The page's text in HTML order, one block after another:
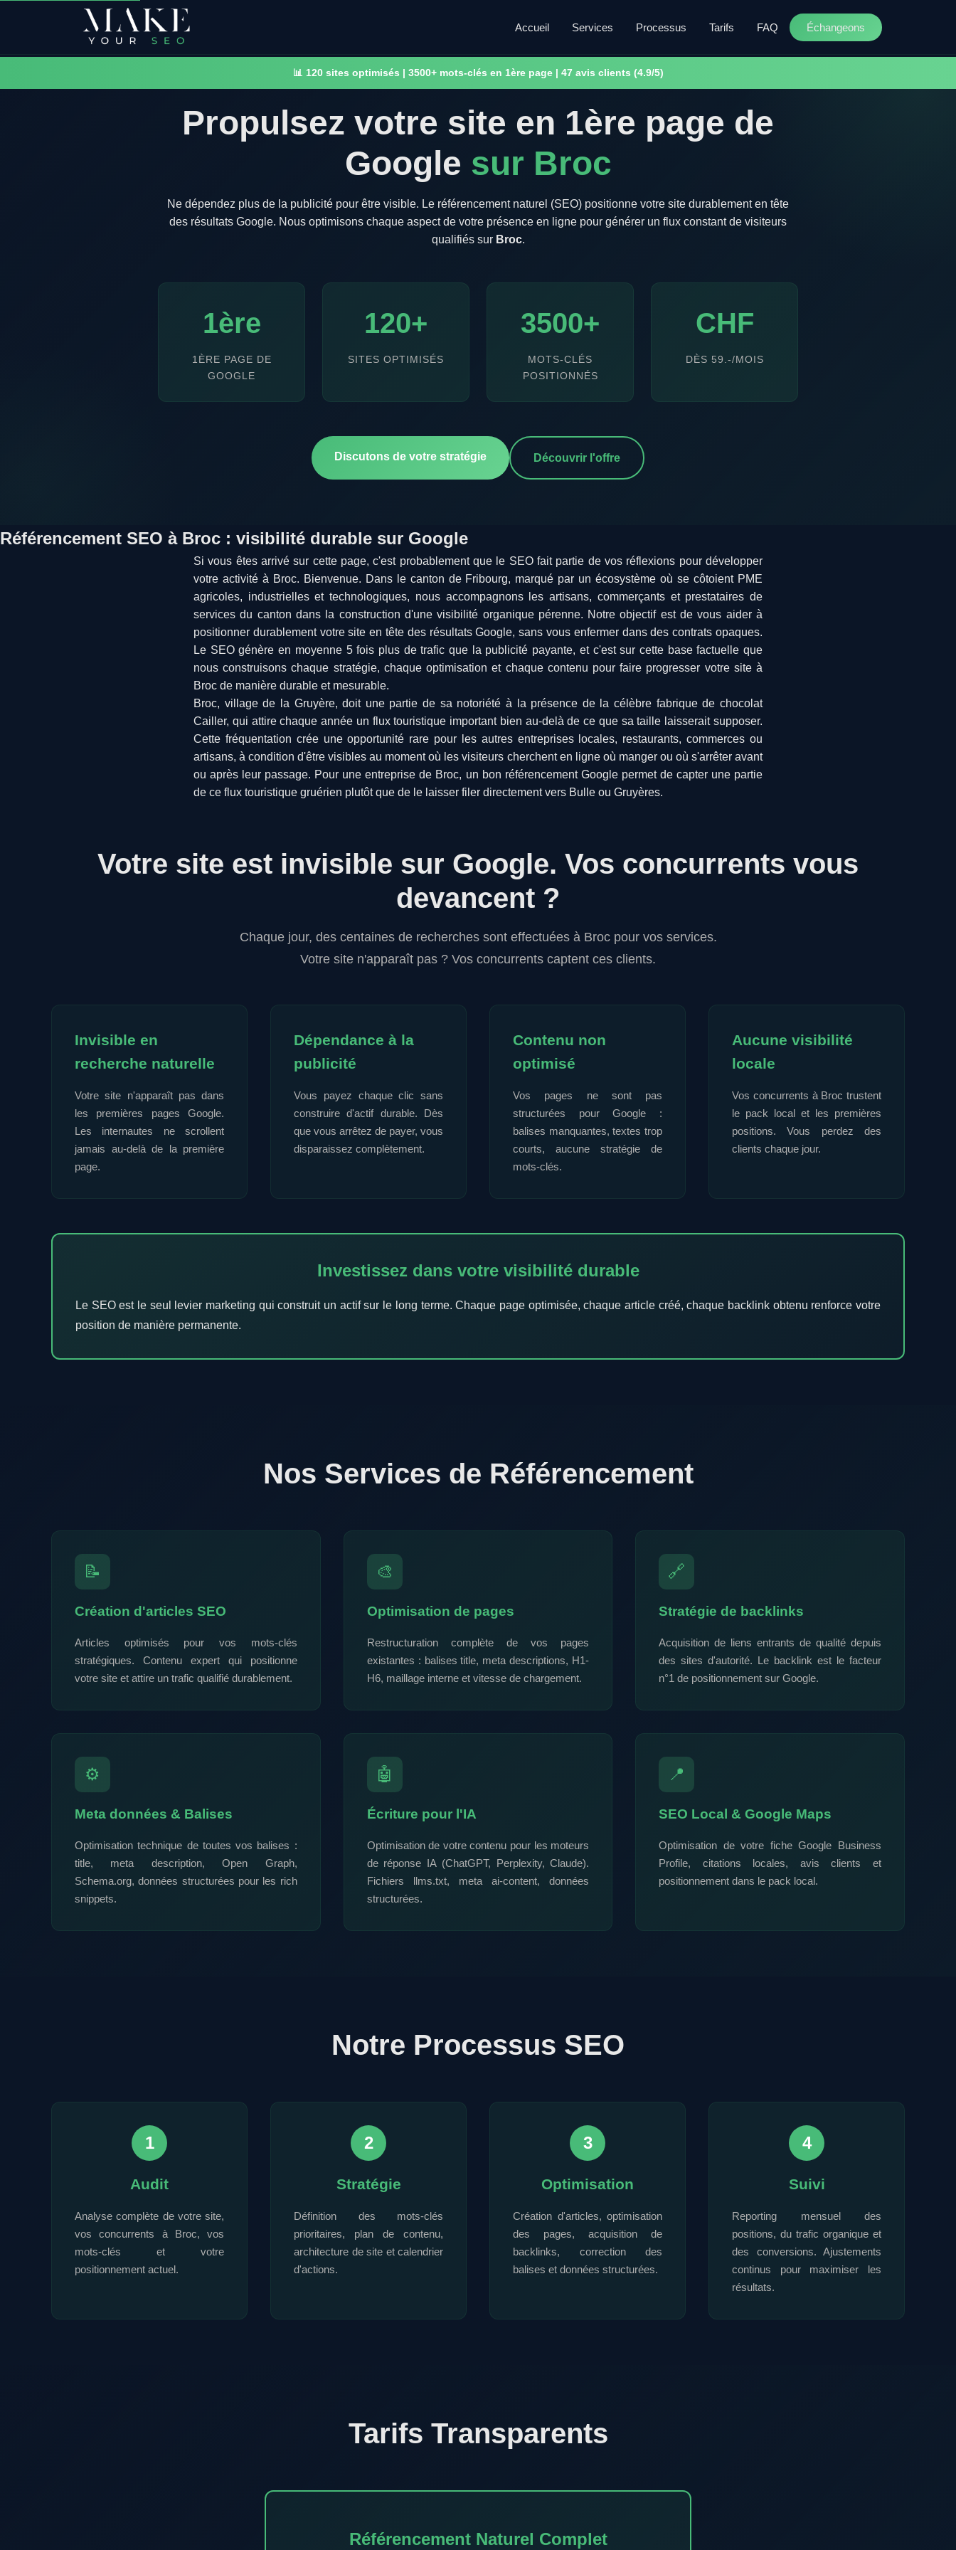
Accueil Services Processus Tarifs FAQ Échangeons
📊 120 sites optimisés | 3500+ mots-clés en 1ère page | 47 avis clients (4.9/5)
Propulsez votre site en 1ère page de
Google sur Broc
Ne dépendez plus de la publicité pour être visible. Le référencement naturel (SEO) positionne votre site durablement en tête
des résultats Google. Nous optimisons chaque aspect de votre présence en ligne pour générer un flux constant de visiteurs
qualifiés sur Broc.
1ère
1ÈRE PAGE DE
GOOGLE
120+
SITES OPTIMISÉS
3500+
MOTS-CLÉS
POSITIONNÉS
CHF
DÈS 59.-/MOIS
Discutons de votre stratégie Découvrir l'offre
Référencement SEO à Broc : visibilité durable sur Google
Si vous êtes arrivé sur cette page, c'est probablement que le SEO fait partie de vos réflexions pour développer
votre activité à Broc. Bienvenue. Dans le canton de Fribourg, marqué par un écosystème où se côtoient PME
agricoles, industrielles et technologiques, nous accompagnons les artisans, commerçants et prestataires de
services du canton dans la construction d'une visibilité organique pérenne. Notre objectif est de vous aider à
positionner durablement votre site en tête des résultats Google, sans vous enfermer dans des contrats opaques.
Le SEO génère en moyenne 5 fois plus de trafic que la publicité payante, et c'est sur cette base factuelle que
nous construisons chaque stratégie, chaque optimisation et chaque contenu pour faire progresser votre site à
Broc de manière durable et mesurable.
Broc, village de la Gruyère, doit une partie de sa notoriété à la présence de la célèbre fabrique de chocolat
Cailler, qui attire chaque année un flux touristique important bien au-delà de ce que sa taille laisserait supposer.
Cette fréquentation crée une opportunité rare pour les autres entreprises locales, restaurants, commerces ou
artisans, à condition d'être visibles au moment où les visiteurs cherchent en ligne où manger ou où s'arrêter avant
ou après leur passage. Pour une entreprise de Broc, un bon référencement Google permet de capter une partie
de ce flux touristique gruérien plutôt que de le laisser filer directement vers Bulle ou Gruyères.
Votre site est invisible sur Google. Vos concurrents vous
devancent ?
Chaque jour, des centaines de recherches sont effectuées à Broc pour vos services.
Votre site n'apparaît pas ? Vos concurrents captent ces clients.
Invisible en
recherche naturelle
Votre site n'apparaît pas dans
les premières pages Google.
Les internautes ne scrollent
jamais au-delà de la première
page.
Dépendance à la
publicité
Vous payez chaque clic sans
construire d'actif durable. Dès
que vous arrêtez de payer, vous
disparaissez complètement.
Contenu non
optimisé
Vos pages ne sont pas
structurées pour Google :
balises manquantes, textes trop
courts, aucune stratégie de
mots-clés.
Aucune visibilité
locale
Vos concurrents à Broc trustent
le pack local et les premières
positions. Vous perdez des
clients chaque jour.
Investissez dans votre visibilité durable
Le SEO est le seul levier marketing qui construit un actif sur le long terme. Chaque page optimisée, chaque article créé, chaque backlink obtenu renforce votre
position de manière permanente.
Nos Services de Référencement
📝
Création d'articles SEO
Articles optimisés pour vos mots-clés
stratégiques. Contenu expert qui positionne
votre site et attire un trafic qualifié durablement.
🎨
Optimisation de pages
Restructuration complète de vos pages
existantes : balises title, meta descriptions, H1-
H6, maillage interne et vitesse de chargement.
🔗
Stratégie de backlinks
Acquisition de liens entrants de qualité depuis
des sites d'autorité. Le backlink est le facteur
n°1 de positionnement sur Google.
⚙️
Meta données & Balises
Optimisation technique de toutes vos balises :
title, meta description, Open Graph,
Schema.org, données structurées pour les rich
snippets.
🤖
Écriture pour l'IA
Optimisation de votre contenu pour les moteurs
de réponse IA (ChatGPT, Perplexity, Claude).
Fichiers llms.txt, meta ai-content, données
structurées.
📍
SEO Local & Google Maps
Optimisation de votre fiche Google Business
Profile, citations locales, avis clients et
positionnement dans le pack local.
Notre Processus SEO
1
Audit
Analyse complète de votre site,
vos concurrents à Broc, vos
mots-clés et votre
positionnement actuel.
2
Stratégie
Définition des mots-clés
prioritaires, plan de contenu,
architecture de site et calendrier
d'actions.
3
Optimisation
Création d'articles, optimisation
des pages, acquisition de
backlinks, correction des
balises et données structurées.
4
Suivi
Reporting mensuel des
positions, du trafic organique et
des conversions. Ajustements
continus pour maximiser les
résultats.
Tarifs Transparents
Référencement Naturel Complet